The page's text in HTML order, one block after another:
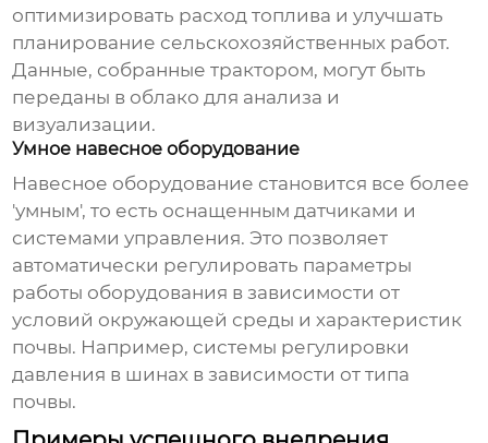
оптимизировать расход топлива и улучшать
планирование сельскохозяйственных работ.
Данные, собранные трактором, могут быть
переданы в облако для анализа и
визуализации.
Умное навесное оборудование
Навесное оборудование становится все более
'умным', то есть оснащенным датчиками и
системами управления. Это позволяет
автоматически регулировать параметры
работы оборудования в зависимости от
условий окружающей среды и характеристик
почвы. Например, системы регулировки
давления в шинах в зависимости от типа
почвы.